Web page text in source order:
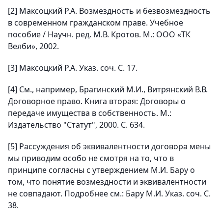
[2] Максоцкий Р.А. Возмездность и безвозмездность
в современном гражданском праве. Учебное
пособие / Научн. ред. М.В. Кротов. М.: ООО «ТК
Велби», 2002.
[3] Максоцкий Р.А. Указ. соч. С. 17.
[4] См., например, Брагинский М.И., Витрянский В.В.
Договорное право. Книга вторая: Договоры о
передаче имущества в собственность. М.:
Издательство "Статут", 2000. С. 634.
[5] Рассуждения об эквивалентности договора мены
мы приводим особо не смотря на то, что в
принципе согласны с утверждением М.И. Бару о
том, что понятие возмездности и эквивалентности
не совпадают. Подробнее см.: Бару М.И. Указ. соч. С.
38.